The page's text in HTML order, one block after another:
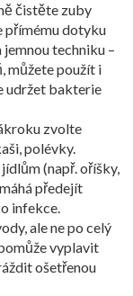
čistěte zuby
přímému dotyku
techniku –
můžete použít i
udržet bakterie
zvolte
polévky.
(např. oříšky,
předejít
infekce.
ale ne po celý
vyplavit
ošetřenou